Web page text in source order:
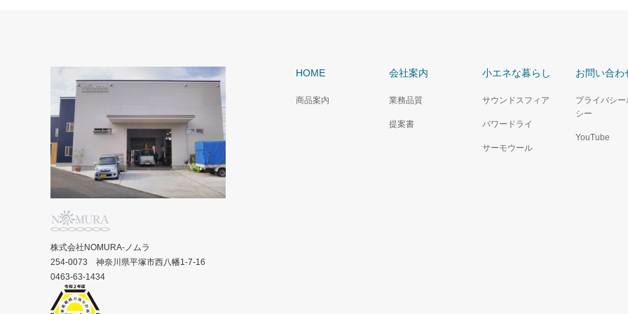
HOME
商品案内
会社案内
業務品質
提案書
小エネな暮らし
サウンドスフィア
パワードライ
サーモウール
お問い合わ
プライバシー
シー
YouTube
株式会社NOMURA-ノムラ
254-0073 神奈川県平塚市西八幡1-7-16
0463-63-1434